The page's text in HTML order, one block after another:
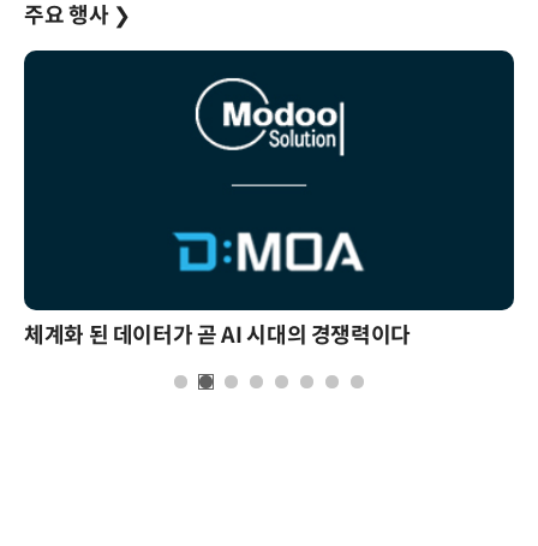
주요 행사 ❯
체계화 된 데이터가 곧 AI 시대의 경쟁력이다